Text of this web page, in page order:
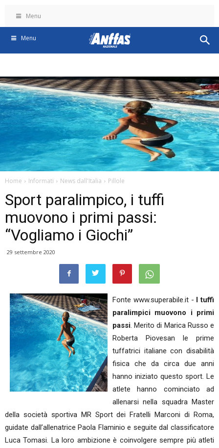
Menu
Menu
Home Informati News dall'Italia Pillole
Sport paralimpico, i tuffi
muovono i primi passi:
“Vogliamo i Giochi”
29 settembre 2020
Fonte www.superabile.it - I tuffi
paralimpici muovono i primi
passi. Merito di Marica Russo e
Roberta Piovesan le prime
tuffatrici italiane con disabilità
fisica che da circa due anni
hanno iniziato questo sport. Le
atlete hanno cominciato ad
allenarsi nella squadra Master
della società sportiva MR Sport dei Fratelli Marconi di Roma,
guidate dall’allenatrice Paola Flaminio e seguite dal classificatore
Luca Tomasi. La loro ambizione è coinvolgere sempre più atleti